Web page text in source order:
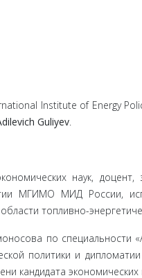
Institute of Energy
Guliyev.
наук,
МГИМО МИД России,
топливно-
по специальности
политики и
кандидата